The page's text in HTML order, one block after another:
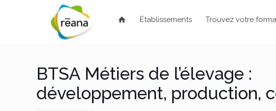
Établissements Trouvez votre
BTSA Métiers de l’élevage :
développement, production,